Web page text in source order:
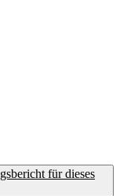
für dieses